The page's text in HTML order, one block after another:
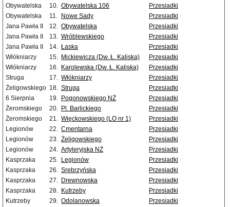
Obywatelska
10. Obywatelska 106
Przesiadki
Obywatelska
11. Nowe Sady
Przesiadki
Jana Pawła II
12. Obywatelska
Przesiadki
Jana Pawła II
13. Wróblewskiego
Przesiadki
Jana Pawła II
14. Łaska
Przesiadki
Włókniarzy
15. Mickiewicza (Dw. Ł. Kaliska)
Przesiadki
Włókniarzy
16. Karolewska (Dw. Ł. Kaliska)
Przesiadki
Struga
17. Włókniarzy
Przesiadki
Żeligowskiego 18. Struga
Przesiadki
6 Sierpnia
19. Pogonowskiego NŻ
Przesiadki
Żeromskiego
20. Pl. Barlickiego
Przesiadki
Żeromskiego
21. Więckowskiego (LO nr 1)
Przesiadki
Legionów
22. Cmentarna
Przesiadki
Legionów
23. Żeligowskiego
Przesiadki
Legionów
24. Artyleryjska NŻ
Przesiadki
Kasprzaka
25. Legionów
Przesiadki
Kasprzaka
26. Srebrzyńska
Przesiadki
Kasprzaka
27. Drewnowska
Przesiadki
Kasprzaka
28. Kutrzeby
Przesiadki
Kutrzeby
29. Odolanowska Przesiadki